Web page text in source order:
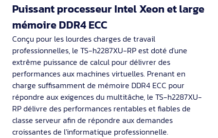
Puissant processeur Intel Xeon et large
mémoire DDR4 ECC
Conçu pour les lourdes charges de travail
professionnelles, le TS-h2287XU-RP est doté d'une
extrême puissance de calcul pour délivrer des
performances aux machines virtuelles. Prenant en
charge suffisamment de mémoire DDR4 ECC pour
répondre aux exigences du multitâche, le TS-h2287XU-
RP délivre des performances rentables et fiables de
classe serveur afin de répondre aux demandes
croissantes de l'informatique professionnelle.